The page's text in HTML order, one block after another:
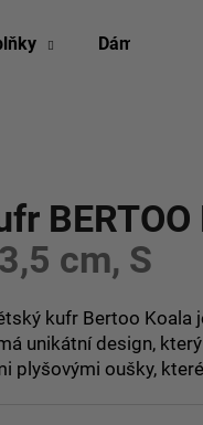
Dámská móda
cm, S
kufr Bertoo
unikátní design,
plyšovými oušky,